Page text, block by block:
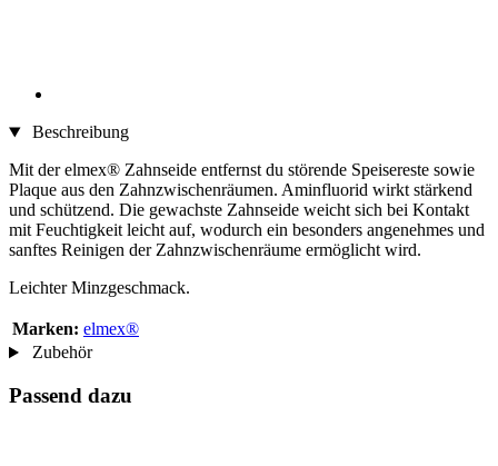
Beschreibung
Mit der elmex® Zahnseide entfernst du störende Speisereste sowie
Plaque aus den Zahnzwischenräumen. Aminfluorid wirkt stärkend
und schützend. Die gewachste Zahnseide weicht sich bei Kontakt
mit Feuchtigkeit leicht auf, wodurch ein besonders angenehmes und
sanftes Reinigen der Zahnzwischenräume ermöglicht wird.
Leichter Minzgeschmack.
Marken: elmex®
Zubehör
Passend dazu